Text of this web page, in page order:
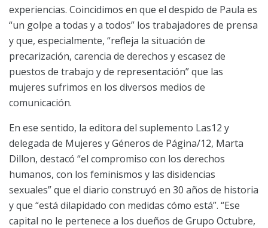
experiencias. Coincidimos en que el despido de Paula es
“un golpe a todas y a todos” los trabajadores de prensa
y que, especialmente, “refleja la situación de
precarización, carencia de derechos y escasez de
puestos de trabajo y de representación” que las
mujeres sufrimos en los diversos medios de
comunicación.
En ese sentido, la editora del suplemento Las12 y
delegada de Mujeres y Géneros de Página/12, Marta
Dillon, destacó “el compromiso con los derechos
humanos, con los feminismos y las disidencias
sexuales” que el diario construyó en 30 años de historia
y que “está dilapidado con medidas cómo está”. “Ese
capital no le pertenece a los dueños de Grupo Octubre,